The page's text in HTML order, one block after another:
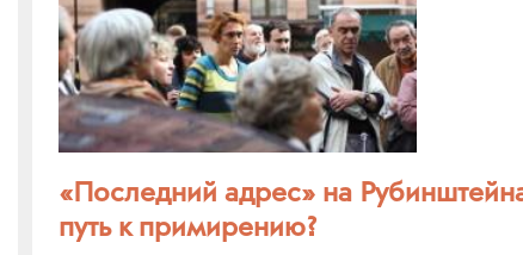
«Последний адрес» на
путь к примирению?